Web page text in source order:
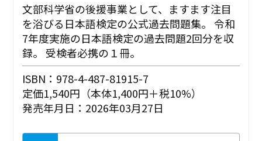
文部科学省の後援事業として、ますます注目
を浴びる日本語検定の公式過去問題集。 令和
7年度実施の日本語検定の過去問題2回分を収
録。 受検者必携の１冊。
ISBN：978-4-487-81915-7
定価1,540円（本体1,400円＋税10%）
発売年月日：2026年03月27日